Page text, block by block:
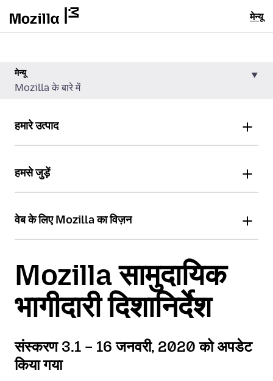
मेन्यू
मेन्यू
Mozilla के बारे में
हमारे उत्पाद
हमसे जुड़ें
वेब के लिए Mozilla का विज़न
Mozilla सामुदायिक
भागीदारी दिशानिर्देश
संस्करण 3.1 – 16 जनवरी, 2020 को अपडेट
किया गया